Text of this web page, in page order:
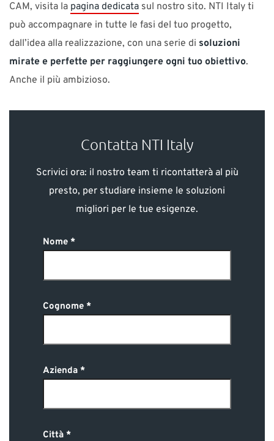
CAM, visita la pagina dedicata sul nostro sito. NTI Italy ti
può accompagnare in tutte le fasi del tuo progetto,
dall’idea alla realizzazione, con una serie di soluzioni
mirate e perfette per raggiungere ogni tuo obiettivo.
Anche il più ambizioso.
Contatta NTI Italy
Scrivici ora: il nostro team ti ricontatterà al più
presto, per studiare insieme le soluzioni
migliori per le tue esigenze.
Nome
Cognome
Azienda
Città